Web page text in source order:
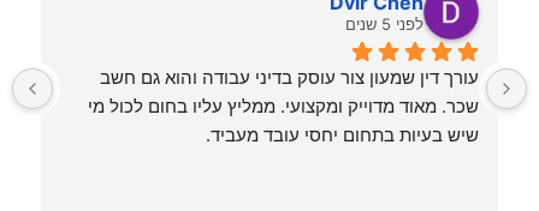
לפני 5 שנים
שיש בעיות בתחום יחסי עובד מעביד.